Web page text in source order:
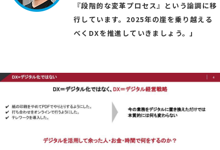
『段階的な変革プロセス』という論調に移
行しています。2025年の崖を乗り越える
べくDXを推進していきましょう。」